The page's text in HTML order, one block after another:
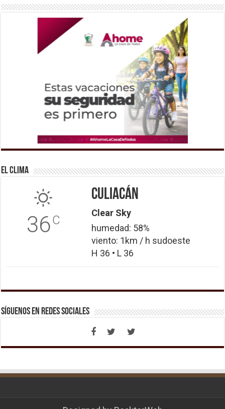
El Clima
36C
Culiacán
Clear Sky
humedad: 58%
viento: 1km / h sudoeste
H 36 • L 36
Síguenos en Redes Sociales